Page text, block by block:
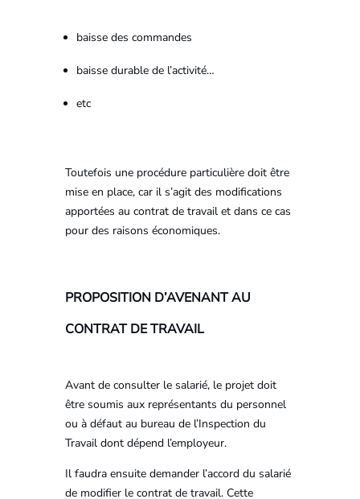
baisse des commandes
baisse durable de l’activité…
etc
Toutefois une procédure particulière doit être
mise en place, car il s’agit des modifications
apportées au contrat de travail et dans ce cas
pour des raisons économiques.
PROPOSITION D’AVENANT AU
CONTRAT DE TRAVAIL
Avant de consulter le salarié, le projet doit
être soumis aux représentants du personnel
ou à défaut au bureau de l’Inspection du
Travail dont dépend l’employeur.
Il faudra ensuite demander l’accord du salarié
de modifier le contrat de travail. Cette